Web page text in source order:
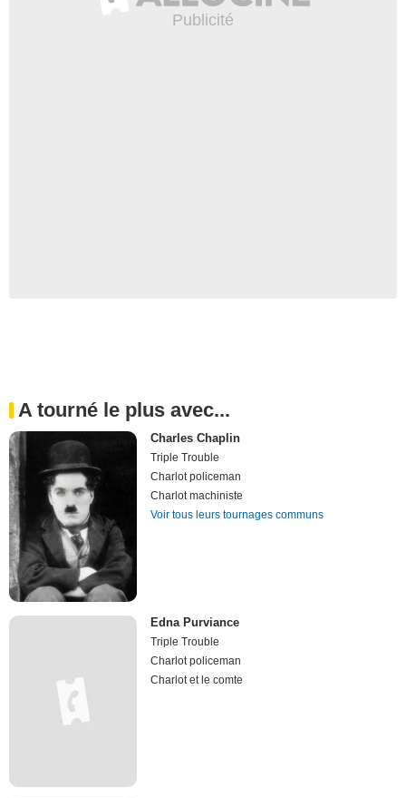
A tourné le plus avec...
Charles Chaplin
Triple Trouble
Charlot policeman
Charlot machiniste
Voir tous leurs tournages communs
Edna Purviance
Triple Trouble
Charlot policeman
Charlot et le comte